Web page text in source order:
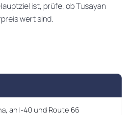
ist, prüfe, ob Tusayan
wert sind.
an I-40 und Route 66